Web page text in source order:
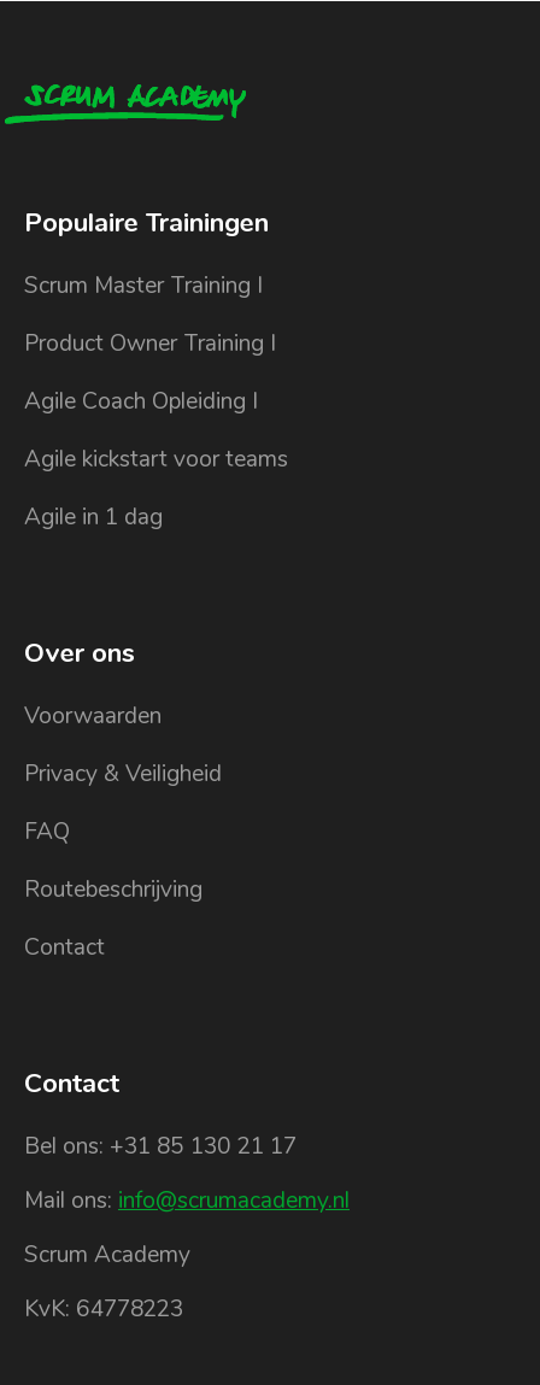
Populaire Trainingen
Scrum Master Training I
Product Owner Training I
Agile Coach Opleiding I
Agile kickstart voor teams
Agile in 1 dag
Over ons
Voorwaarden
Privacy & Veiligheid
FAQ
Routebeschrijving
Contact
Contact
Bel ons: +31 85 130 21 17
Mail ons: info@scrumacademy.nl
Scrum Academy
KvK: 64778223